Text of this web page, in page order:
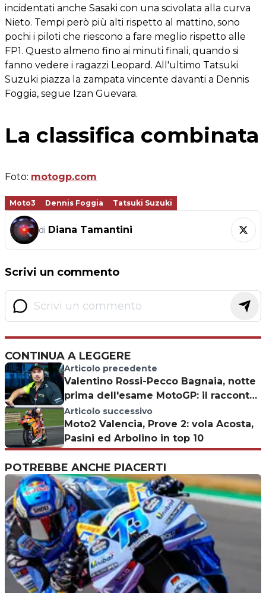
incidentati anche Sasaki con una scivolata alla curva
Nieto. Tempi però più alti rispetto al mattino, sono
pochi i piloti che riescono a fare meglio rispetto alle
FP1. Questo almeno fino ai minuti finali, quando si
fanno vedere i ragazzi Leopard. All'ultimo Tatsuki
Suzuki piazza la zampata vincente davanti a Dennis
Foggia, segue Izan Guevara.
La classifica combinata
Foto: motogp.com
Moto3 Dennis Foggia Tatsuki Suzuki
di Diana Tamantini
Scrivi un commento
CONTINUA A LEGGERE
Articolo precedente
Valentino Rossi-Pecco Bagnaia, notte
prima dell'esame MotoGP: il racconto
di 'Uccio'
Articolo successivo
Moto2 Valencia, Prove 2: vola Acosta,
Pasini ed Arbolino in top 10
POTREBBE ANCHE PIACERTI